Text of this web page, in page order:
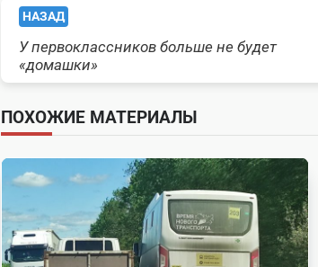
<span
class="nav-
screen-
reader-
text">Page</span>
НАЗАД
У первоклассников больше не будет
«домашки»
ПОХОЖИЕ МАТЕРИАЛЫ